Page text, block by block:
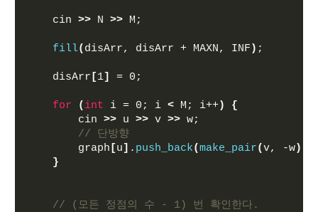
    cin
>> N >> M;
fill( disArr, disArr + MAXN, INF ) ;
    disArr
[1] = 0;
for ( int i = 0; i < M; i++)
{
        cin
>> u >> v >> w;
// 단방향
        graph
[u] . push_back(make_pair(v, -w))
}
// (모든 정점의 수 - 1) 번 확인한다.